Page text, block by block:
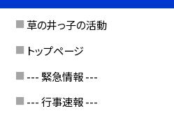
草の井っ子の活動
トップページ
--- 緊急情報 ---
--- 行事速報 ---